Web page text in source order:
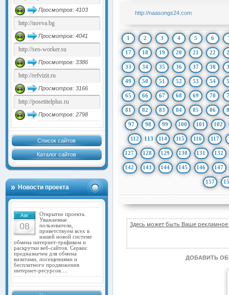
Просмотров: 4103
Просмотров: 4041
Просмотров: 3386
Просмотров: 3166
Просмотров: 2798
Список сайтов
Каталог сайтов
Новости проекта
Авг
08
Открытие проекта.
Уважаемые
пользователи,
приветствуем всех в
нашей новой системе
обмена интернет-трафиком и
раскрутки веб-сайтов. Сервис
предназначен для обмена
визитами, посещениями и
бесплатного продвижения
интернет-ресурсов.…
http://naasongs24.com
1 2 3 4 5 6
17 18 19 20 21 22
33 34 35 36 37 38
49 50 51 52 53 54
65 66 67 68 69 70
81 82 83 84 85 86
97 98 99 100 101 102
112 113 114 115 116 117
127 128 129 130 131 132
142 143 144 145 146 147
157
Здесь может быть Ваше
ДОБАВИТЬ